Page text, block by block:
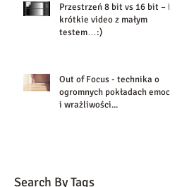
Przestrzeń 8 bit vs 16 bit – i
krótkie video z małym
testem…:)
Out of Focus - technika o
ogromnych pokładach emocji
i wrażliwości...
Search By Tags